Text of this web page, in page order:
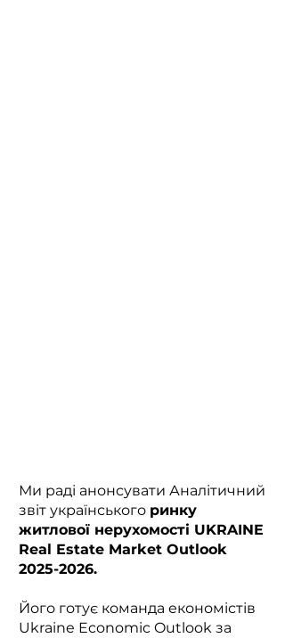
Ми раді анонсувати Аналітичний
звіт українського ринку
житлової нерухомості UKRAINE
Real Estate Market Outlook
2025-2026.
Його готує команда економістів
Ukraine Economic Outlook за